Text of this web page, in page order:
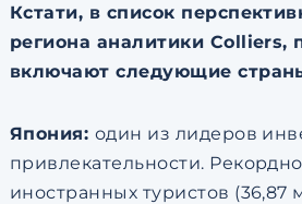
Кстати, в список
региона аналитики Colliers,
включают следующие
Япония: один из лидеров
привлекательности.
иностранных туристов (36,87